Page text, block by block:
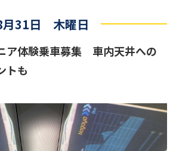
月31日 木曜日
ア体験乗車募集 車内天井への
トも